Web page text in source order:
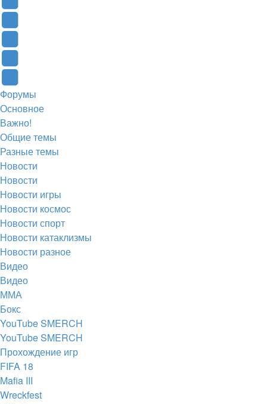
вкладке)
вкладке)
новой
вкладке)
в
новой
вкладке)
(Откроется
в
новой
вкладке)
Форумы
Основное
Важно!
Общие темы
Разные темы
Новости
Новости
Новости игры
Новости космос
Новости спорт
Новости катаклизмы
Новости разное
Видео
Видео
ММА
Бокс
YouTube SMERCH
YouTube SMERCH
Прохождение игр
FIFA 18
Mafia III
Wreckfest